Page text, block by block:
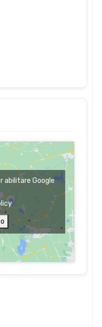
abilitare Google